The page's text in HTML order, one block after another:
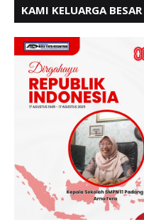
KAMI KELUARGA
BERDAULAT